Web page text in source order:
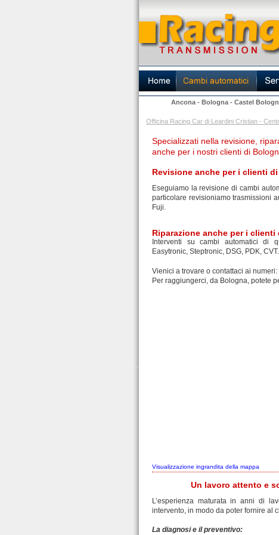
Ancona- Bologna- Castel
Officina Racing Car di Leardini Cristian -
Specializzati nella revisione,
anche per i nostri clienti di
Revisione anche per i clienti
Eseguiamo la revisione di cambi
particolare revisioniamo trasmissioni
Fuji.
Riparazione anche per i clienti
Interventi su cambi automatici di
Easytronic, Steptronic, DSG, PDK, CVT.
Vienici a trovare o contattaci ai numeri:
Per raggiungerci, da Bologna, potete
Visualizzazione ingrandita della mappa
Un lavoro attento e
L’esperienza maturata in anni di
intervento, in modo da poter fornire al
La diagnosi e il preventivo: